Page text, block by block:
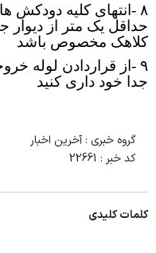
تایمکس
نقلیه
هاری
۸ -انتهای کلیه دودکش
حداقل یک متر از دیوار
کلاهک مخصوص باشد
۹ - از قراردادن لوله
جدا خود داری کنید
گروه خبری : آخرین اخبار
کد خبر : 22661
کلمات کلیدی